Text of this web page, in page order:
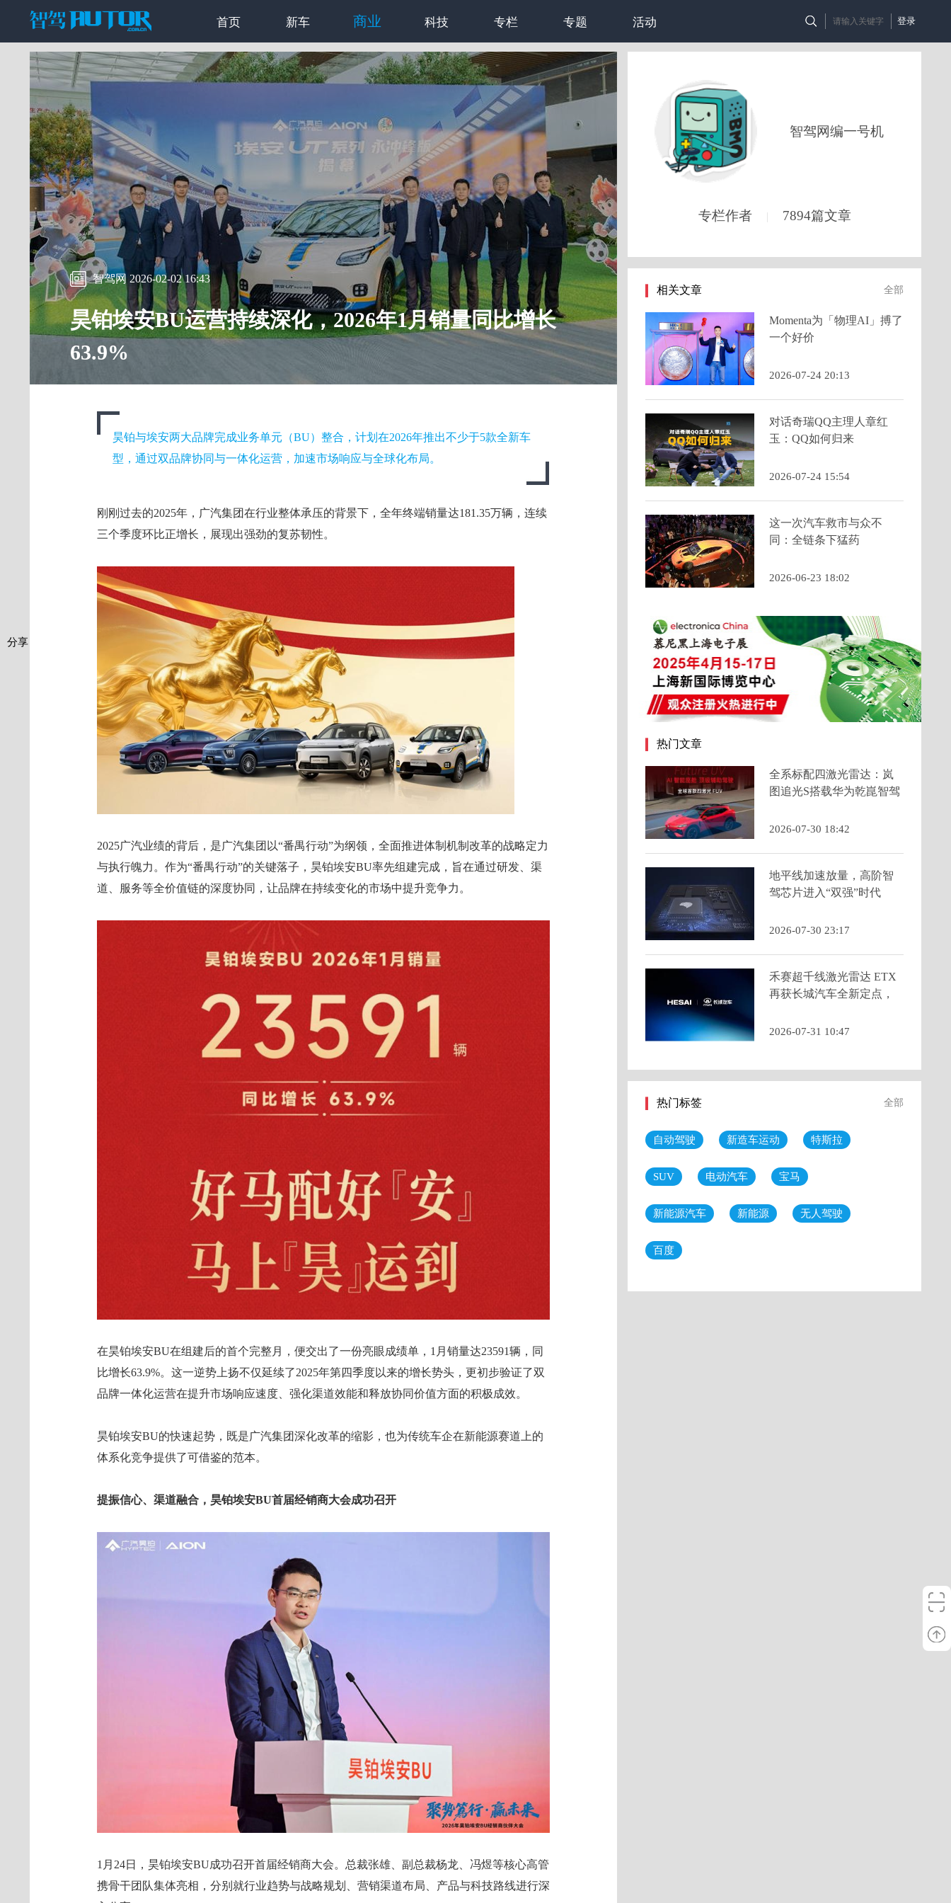
登录
首页 新车 商业 科技 专栏 专题 活动
智驾网 2026-02-02 16:43
昊铂埃安BU运营持续深化，2026年1月销量同比增长
63.9%
分享
昊铂与埃安两大品牌完成业务单元（BU）整合，计划在2026年推出不少于5款全新车
型，通过双品牌协同与一体化运营，加速市场响应与全球化布局。
刚刚过去的2025年，广汽集团在行业整体承压的背景下，全年终端销量达181.35万辆，连续
三个季度环比正增长，展现出强劲的复苏韧性。
2025广汽业绩的背后，是广汽集团以“番禺行动”为纲领，全面推进体制机制改革的战略定力
与执行魄力。作为“番禺行动”的关键落子，昊铂埃安BU率先组建完成，旨在通过研发、渠
道、服务等全价值链的深度协同，让品牌在持续变化的市场中提升竞争力。
在昊铂埃安BU在组建后的首个完整月，便交出了一份亮眼成绩单，1月销量达23591辆，同
比增长63.9%。这一逆势上扬不仅延续了2025年第四季度以来的增长势头，更初步验证了双
品牌一体化运营在提升市场响应速度、强化渠道效能和释放协同价值方面的积极成效。
昊铂埃安BU的快速起势，既是广汽集团深化改革的缩影，也为传统车企在新能源赛道上的
体系化竞争提供了可借鉴的范本。
提振信心、渠道融合，昊铂埃安BU首届经销商大会成功召开
1月24日，昊铂埃安BU成功召开首届经销商大会。总裁张雄、副总裁杨龙、冯煜等核心高管
携骨干团队集体亮相，分别就行业趋势与战略规划、营销渠道布局、产品与科技路线进行深
智驾网编一号机
专栏作者 | 7894篇文章
相关文章 全部
Momenta为「物理AI」搏了
一个好价
2026-07-24 20:13
对话奇瑞QQ主理人章红
玉：QQ如何归来
2026-07-24 15:54
这一次汽车救市与众不
同：全链条下猛药
2026-06-23 18:02
热门文章
全系标配四激光雷达：岚
图追光S搭载华为乾崑智驾
FUV新品类
2026-07-30 18:42
地平线加速放量，高阶智
驾芯片进入“双强”时代
2026-07-30 23:17
禾赛超千线激光雷达 ETX
再获长城汽车全新定点，
2026-07-31 10:47
热门标签 全部
自动驾驶 新造车运动 特斯拉
SUV 电动汽车 宝马
新能源汽车 新能源 无人驾驶
百度